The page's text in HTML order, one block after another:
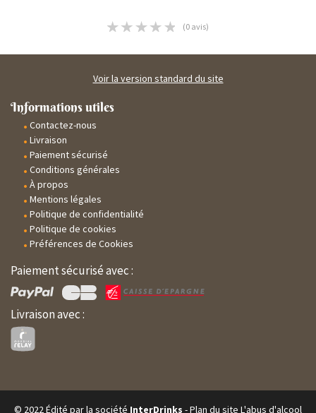
(0 avis)
Voir la version standard du site
Informations utiles
Contactez-nous
Livraison
Paiement sécurisé
Conditions générales
À propos
Mentions légales
Politique de confidentialité
Politique de cookies
Préférences de Cookies
Paiement sécurisé avec :
Livraison avec :
© 2022 Édité par la société InterDrinks -Plan du site L'abus d'alcool